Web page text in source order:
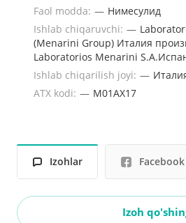
Faol modda: — Нимесулид
Ishlab chiqaruvchi: —
(Menarini Group) Италия
Laboratorios Menarini
Ishlab chiqarilish joyi: —
ATX kodi: — M01AX17
Izohlar Facebook
Izoh